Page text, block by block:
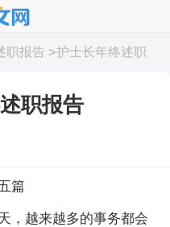
职报告 >护士长年终述职
职报告
篇
越来越多的事务都会